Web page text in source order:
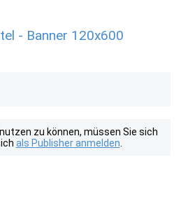
- Banner 120x600
zu können, müssen Sie sich
als Publisher anmelden